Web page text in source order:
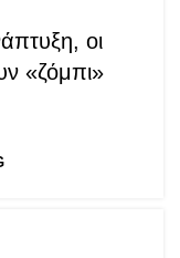
οι
«ζόμπι»